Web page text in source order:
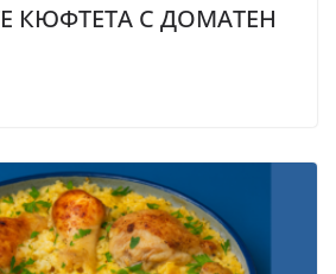
КЮФТЕТА С ДОМАТЕН